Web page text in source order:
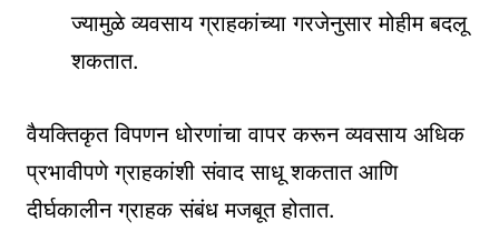
ज्यामुळे व्यवसाय ग्राहकांच्या गरजेनुसार मोहीम बदलू
शकतात.
वैयक्तिकृत विपणन धोरणांचा वापर करून व्यवसाय अधिक
प्रभावीपणे ग्राहकांशी संवाद साधू शकतात आणि
दीर्घकालीन ग्राहक संबंध मजबूत होतात.